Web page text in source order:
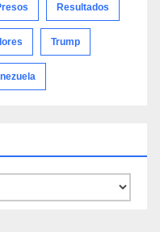
Resultados
Trump